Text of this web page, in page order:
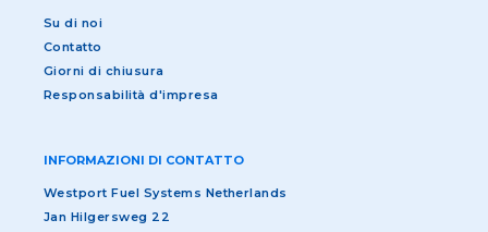
Su di noi
Contatto
Giorni di chiusura
Responsabilità d'impresa
INFORMAZIONI DI CONTATTO
Westport Fuel Systems Netherlands
Jan Hilgersweg 22